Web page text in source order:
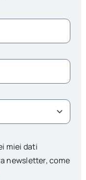
miei dati
newsletter, come